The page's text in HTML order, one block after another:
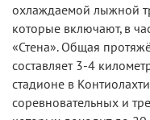
охлаждаемой лыжной
которые включают, в
«Стена». Общая
составляет 3-4
стадионе в
соревновательных и